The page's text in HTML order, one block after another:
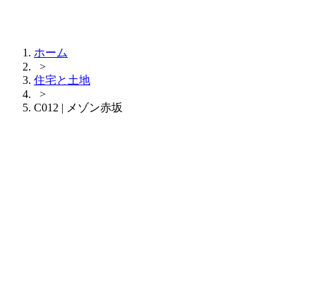
ホーム
>
住宅と土地
>
C012 | メゾン赤坂